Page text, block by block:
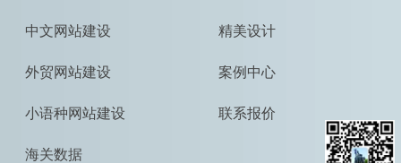
中文网站建设
外贸网站建设
小语种网站建设
海关数据
精美设计
案例中心
联系报价